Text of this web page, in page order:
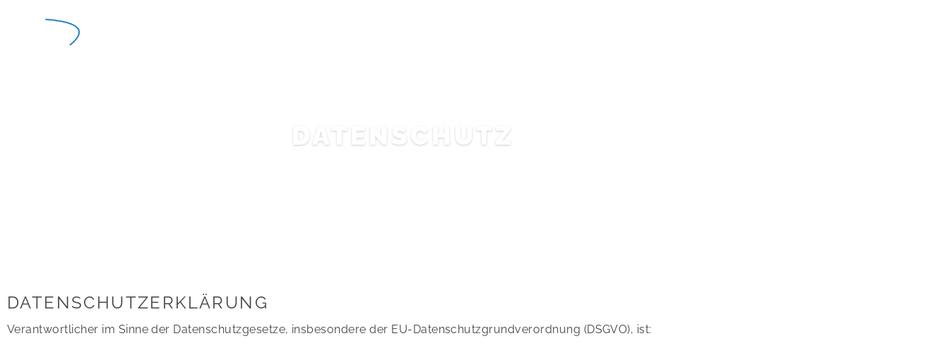
DATENSCHUTZ
DATENSCHUTZERKLÄRUNG
Verantwortlicher im Sinne der Datenschutzgesetze, insbesondere der EU-Datenschutzgrundverordnung (DSGVO), ist: